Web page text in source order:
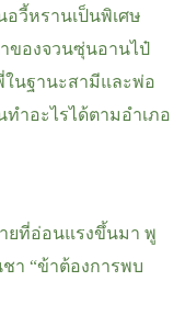
วี้หรานเป็นพิเศษ
ของจวนซุ่นอานไป๋
ในฐานะสามีและพ่อ
ำอะไรได้ตามอำเภอ
ยที่อ่อนแรงขึ้นมา พู
า “ข้าต้องการพบ